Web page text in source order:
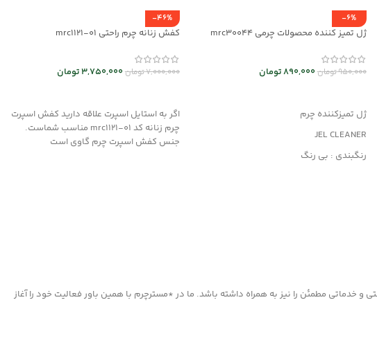
-6%
ژل تمیز کننده محصولات چرمی mrc30044
950,000تومان890,000تومان
ژل تمیزکننده چرم
JEL CLEANER
رنگبندی : بی رنگ
-46%
کفش زنانه چرم راحتی mrc1121-01
7,000,000تومان3,750,000تومان
اگر به استایل اسپرت علاقه دارید کفش اسپرت
چرم زنانه کد mrc1121-01 مناسب شماست.
جنس کفش اسپرت چرم گاوی است
خدماتی مطمئن را نیز به همراه داشته باشد. ما در *مسترچرم با همین باور فعالیت خود را آغاز